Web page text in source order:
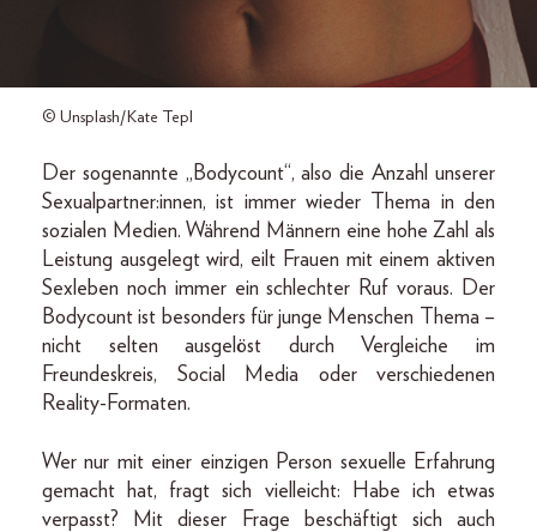
© Unsplash/Kate Tepl
Der sogenannte „Bodycount“, also die Anzahl unserer
Sexualpartner:innen, ist immer wieder Thema in den
sozialen Medien. Während Männern eine hohe Zahl als
Leistung ausgelegt wird, eilt Frauen mit einem aktiven
Sexleben noch immer ein schlechter Ruf voraus. Der
Bodycount ist besonders für junge Menschen Thema –
nicht selten ausgelöst durch Vergleiche im
Freundeskreis, Social Media oder verschiedenen
Reality-Formaten.
Wer nur mit einer einzigen Person sexuelle Erfahrung
gemacht hat, fragt sich vielleicht: Habe ich etwas
verpasst? Mit dieser Frage beschäftigt sich auch